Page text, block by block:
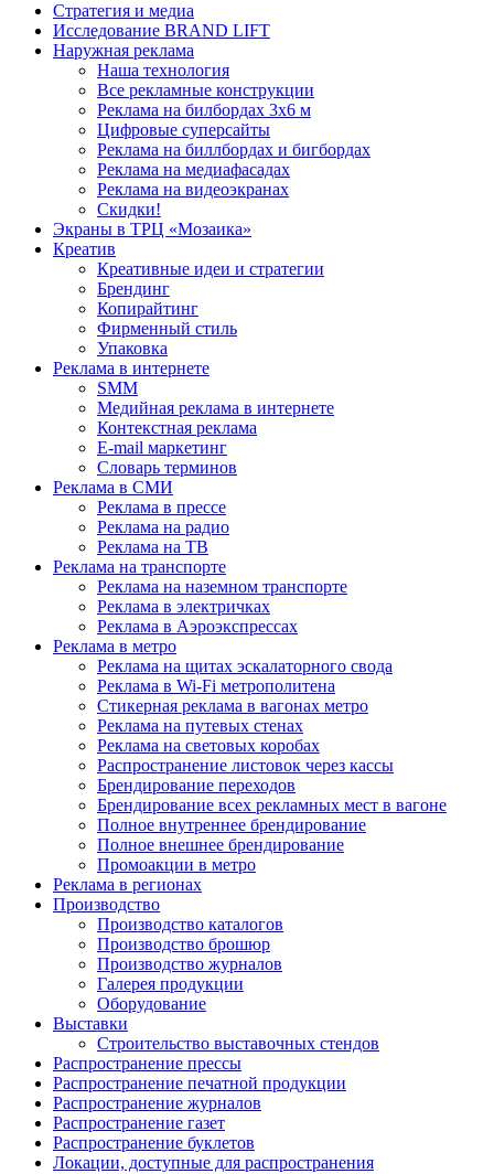
Стратегия и медиа
Исследование BRAND LIFT
Наружная реклама
Наша технология
Все рекламные конструкции
Реклама на билбордах 3х6 м
Цифровые суперсайты
Реклама на биллбордах и бигбордах
Реклама на медиафасадах
Реклама на видеоэкранах
Скидки!
Экраны в ТРЦ «Мозаика»
Креатив
Креативные идеи и стратегии
Брендинг
Копирайтинг
Фирменный стиль
Упаковка
Реклама в интернете
SMM
Медийная реклама в интернете
Контекстная реклама
E-mail маркетинг
Словарь терминов
Реклама в СМИ
Реклама в прессе
Реклама на радио
Реклама на ТВ
Реклама на транспорте
Реклама на наземном транспорте
Реклама в электричках
Реклама в Аэроэкспрессах
Реклама в метро
Реклама на щитах эскалаторного свода
Реклама в Wi-Fi метрополитена
Стикерная реклама в вагонах метро
Реклама на путевых стенах
Реклама на световых коробах
Распространение листовок через кассы
Брендирование переходов
Брендирование всех рекламных мест в вагоне
Полное внутреннее брендирование
Полное внешнее брендирование
Промоакции в метро
Реклама в регионах
Производство
Производство каталогов
Производство брошюр
Производство журналов
Галерея продукции
Оборудование
Выставки
Строительство выставочных стендов
Распространение прессы
Распространение печатной продукции
Распространение журналов
Распространение газет
Распространение буклетов
Локации, доступные для распространения